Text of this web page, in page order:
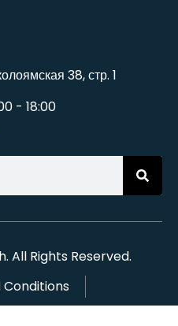
38, стр. 1
- 18:00
. All Rights Reserved.
Conditions